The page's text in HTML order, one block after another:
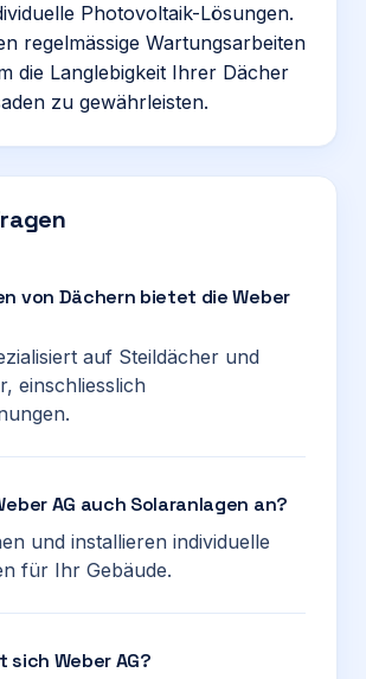
Photovoltaik-Lösungen.
regelmässige Wartungsarbeiten
die Langlebigkeit Ihrer Dächer
zu gewährleisten.
von Dächern bietet die Weber
auf Steildächer und
einschliesslich
AG auch Solaranlagen an?
und installieren individuelle
für Ihr Gebäude.
sich Weber AG?